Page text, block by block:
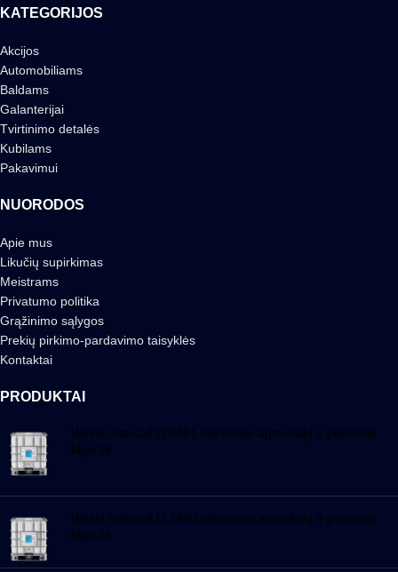
KATEGORIJOS
Akcijos
Automobiliams
Baldams
Galanterijai
Tvirtinimo detalės
Kubilams
Pakavimui
NUORODOS
Apie mus
Likučių supirkimas
Meistrams
Privatumo politika
Grąžinimo sąlygos
Prekių pirkimo-pardavimo taisyklės
Kontaktai
PRODUKTAI
Wakol Intercoll D 3481 hibridiniai apmušalų ir porolono
klijai 2k
Wakol Intercoll D 3480 hibridiniai apmušalų ir porolono
klijai 2k